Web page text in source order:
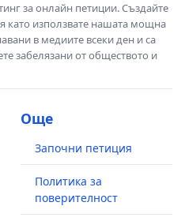
за онлайн петиции. Създайте
като използвате нашата мощна
в медиите всеки ден и са
забелязани от обществото и
Още
Започни петиция
Политика за
поверителност